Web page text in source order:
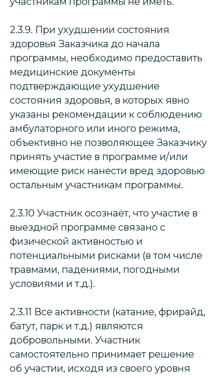
2.3.9. При ухудшении состояния
здоровья Заказчика до начала
программы, необходимо предоставить
медицинские документы
подтверждающие ухудшение
состояния здоровья, в которых явно
указаны рекомендации к соблюдению
амбулаторного или иного режима,
объективно не позволяющее Заказчику
принять участие в программе и/или
имеющие риск нанести вред здоровью
остальным участникам программы.
2.3.10 Участник осознаёт, что участие в
выездной программе связано с
физической активностью и
потенциальными рисками (в том числе
травмами, падениями, погодными
условиями и т.д.).
2.3.11 Все активности (катание, фрирайд,
батут, парк и т.д.) являются
добровольными. Участник
самостоятельно принимает решение
об участии, исходя из своего уровня